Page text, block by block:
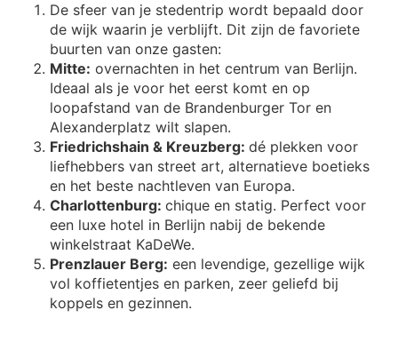
De sfeer van je stedentrip wordt bepaald door
de wijk waarin je verblijft. Dit zijn de favoriete
buurten van onze gasten:
Mitte: overnachten in het centrum van Berlijn.
Ideaal als je voor het eerst komt en op
loopafstand van de Brandenburger Tor en
Alexanderplatz wilt slapen.
Friedrichshain & Kreuzberg: dé plekken voor
liefhebbers van street art, alternatieve boetieks
en het beste nachtleven van Europa.
Charlottenburg: chique en statig. Perfect voor
een luxe hotel in Berlijn nabij de bekende
winkelstraat KaDeWe.
Prenzlauer Berg: een levendige, gezellige wijk
vol koffietentjes en parken, zeer geliefd bij
koppels en gezinnen.